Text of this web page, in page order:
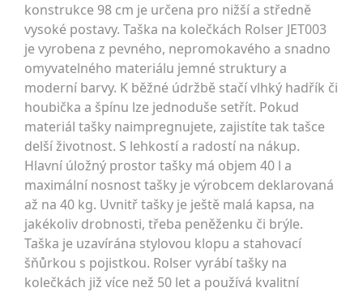
konstrukce 98 cm je určena pro nižší a středně
vysoké postavy. Taška na kolečkách Rolser JET003
je vyrobena z pevného, nepromokavého a snadno
omyvatelného materiálu jemné struktury a
moderní barvy. K běžné údržbě stačí vlhký hadřík či
houbička a špínu lze jednoduše setřít. Pokud
materiál tašky naimpregnujete, zajistíte tak tašce
delší životnost. S lehkostí a radostí na nákup.
Hlavní úložný prostor tašky má objem 40 l a
maximální nosnost tašky je výrobcem deklarovaná
až na 40 kg. Uvnitř tašky je ještě malá kapsa, na
jakékoliv drobnosti, třeba peněženku či brýle.
Taška je uzavírána stylovou klopu a stahovací
šňůrkou s pojistkou. Rolser vyrábí tašky na
kolečkách již více než 50 let a používá kvalitní